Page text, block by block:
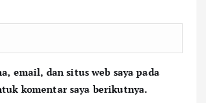
email, dan situs web saya pada
komentar saya berikutnya.